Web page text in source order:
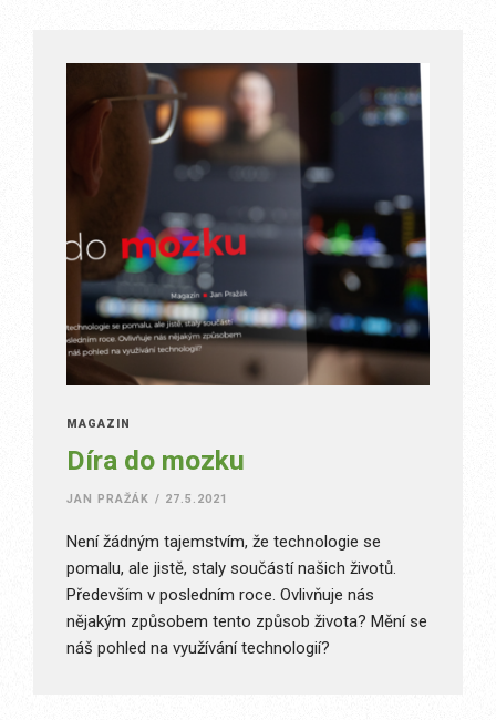
MAGAZÍN
Díra do mozku
JAN PRAŽÁK / 27.5.2021
Není žádným tajemstvím, že technologie se
pomalu, ale jistě, staly součástí našich životů.
Především v posledním roce. Ovlivňuje nás
nějakým způsobem tento způsob života? Mění se
náš pohled na využívání technologií?